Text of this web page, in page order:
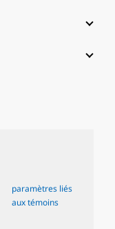
paramètres liés
aux témoins